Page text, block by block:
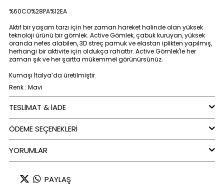
%60CO%28PA%12EA
Aktif bir yaşam tarzı için her zaman hareket halinde olan yüksek
teknoloji ürünü bir gömlek. Active Gömlek, çabuk kuruyan, yüksek
oranda nefes alabilen, 3D streç pamuk ve elastan iplikten yapılmış,
herhangi bir aktivite için oldukça rahattır. Active Gömlek'le her
zaman şık ve her şartta mükemmel görünürsünüz.
Kumaşı İtalya’da üretilmiştir.
Renk : Mavi
TESLİMAT & İADE
ÖDEME SEÇENEKLERI
YORUMLAR
PAYLAŞ